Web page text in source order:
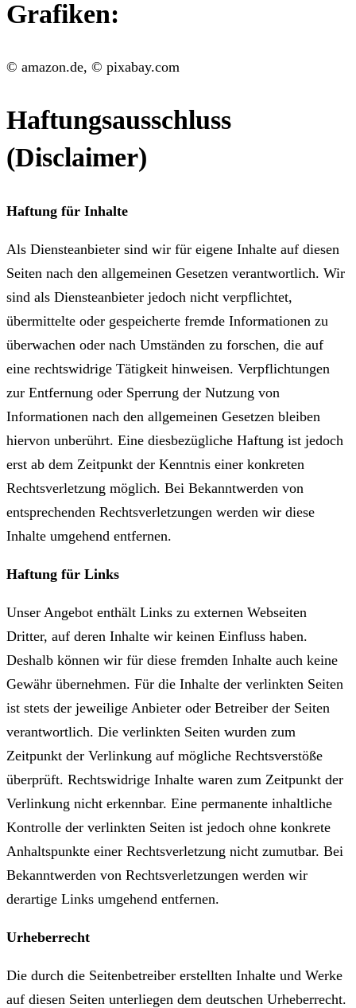
Grafiken:
© amazon.de, © pixabay.com
Haftungsausschluss
(Disclaimer)
Haftung für Inhalte
Als Diensteanbieter sind wir für eigene Inhalte auf diesen
Seiten nach den allgemeinen Gesetzen verantwortlich. Wir
sind als Diensteanbieter jedoch nicht verpflichtet,
übermittelte oder gespeicherte fremde Informationen zu
überwachen oder nach Umständen zu forschen, die auf
eine rechtswidrige Tätigkeit hinweisen. Verpflichtungen
zur Entfernung oder Sperrung der Nutzung von
Informationen nach den allgemeinen Gesetzen bleiben
hiervon unberührt. Eine diesbezügliche Haftung ist jedoch
erst ab dem Zeitpunkt der Kenntnis einer konkreten
Rechtsverletzung möglich. Bei Bekanntwerden von
entsprechenden Rechtsverletzungen werden wir diese
Inhalte umgehend entfernen.
Haftung für Links
Unser Angebot enthält Links zu externen Webseiten
Dritter, auf deren Inhalte wir keinen Einfluss haben.
Deshalb können wir für diese fremden Inhalte auch keine
Gewähr übernehmen. Für die Inhalte der verlinkten Seiten
ist stets der jeweilige Anbieter oder Betreiber der Seiten
verantwortlich. Die verlinkten Seiten wurden zum
Zeitpunkt der Verlinkung auf mögliche Rechtsverstöße
überprüft. Rechtswidrige Inhalte waren zum Zeitpunkt der
Verlinkung nicht erkennbar. Eine permanente inhaltliche
Kontrolle der verlinkten Seiten ist jedoch ohne konkrete
Anhaltspunkte einer Rechtsverletzung nicht zumutbar. Bei
Bekanntwerden von Rechtsverletzungen werden wir
derartige Links umgehend entfernen.
Urheberrecht
Die durch die Seitenbetreiber erstellten Inhalte und Werke
auf diesen Seiten unterliegen dem deutschen Urheberrecht.